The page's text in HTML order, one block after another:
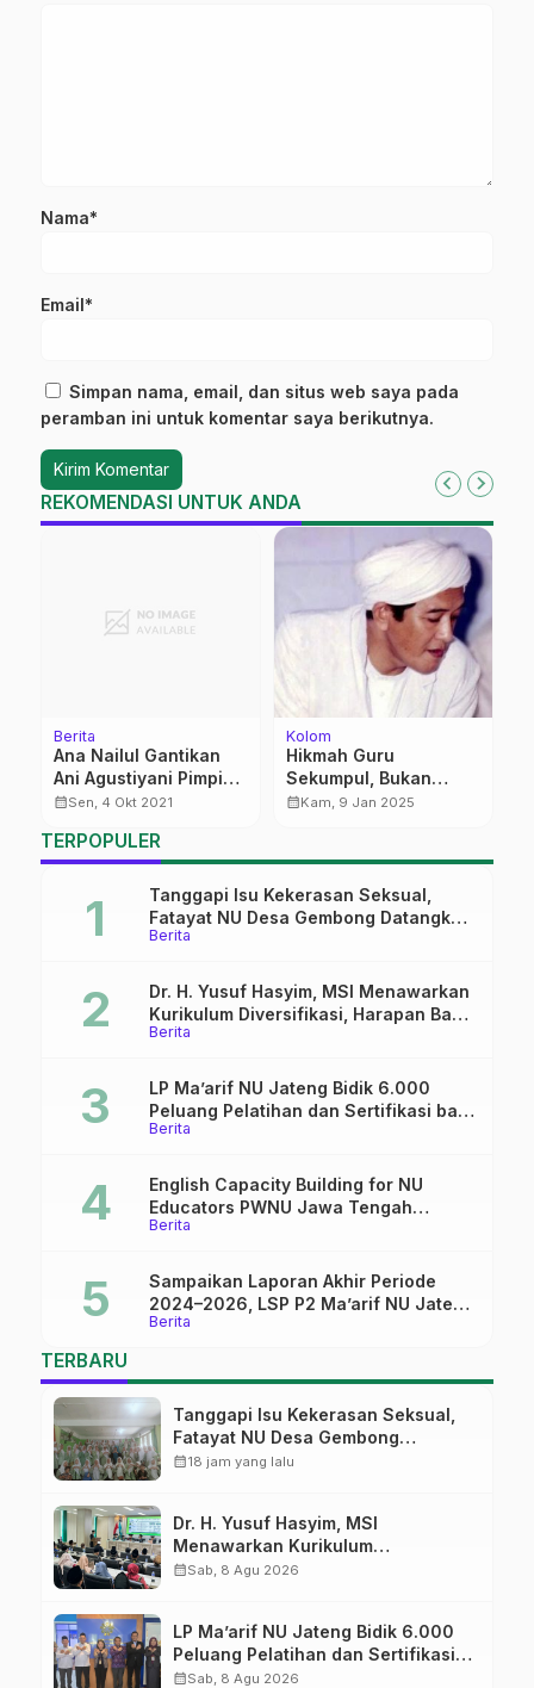
Nama*
Email*
Simpan nama, email, dan situs web saya pada
peramban ini untuk komentar saya berikutnya.
REKOMENDASI UNTUK ANDA
Berita
Ana Nailul Gantikan
Ani Agustiyani Pimpin
Fatayat Winong
calendar_monthSen, 4 Okt 2021
Kolom
Hikmah Guru
Sekumpul, Bukan
Sekadar Sunnah
calendar_monthKam, 9 Jan 2025
TERPOPULER
Berita
Tanggapi Isu Kekerasan Seksual,
Fatayat NU Desa Gembong Datangkan
Aktifis HAM
Berita
Dr. H. Yusuf Hasyim, MSI Menawarkan
Kurikulum Diversifikasi, Harapan Baru
dalam dunia pendidikan
Berita
LP Ma’arif NU Jateng Bidik 6.000
Peluang Pelatihan dan Sertifikasi bagi
Lulusan SMK
Berita
English Capacity Building for NU
Educators PWNU Jawa Tengah
Batch#4; Membuka Jalan Menuju
Berita
Sampaikan Laporan Akhir Periode
2024–2026, LSP P2 Ma’arif NU Jateng
Mantapkan Sinergi Link and Match
TERBARU
Tanggapi Isu Kekerasan Seksual,
Fatayat NU Desa Gembong
Datangkan Aktifis HAM
calendar_month18 jam yang lalu
Dr. H. Yusuf Hasyim, MSI
Menawarkan Kurikulum
Diversifikasi, Harapan Baru dalam
calendar_monthSab, 8 Agu 2026
LP Ma’arif NU Jateng Bidik 6.000
Peluang Pelatihan dan Sertifikasi
bagi Lulusan SMK
calendar_monthSab, 8 Agu 2026